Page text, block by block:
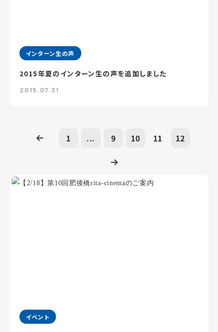
インターン生の声
2015年夏のインターン生の声を追加しました
2015.07.31
1 ... 9 10 11 12
イベント